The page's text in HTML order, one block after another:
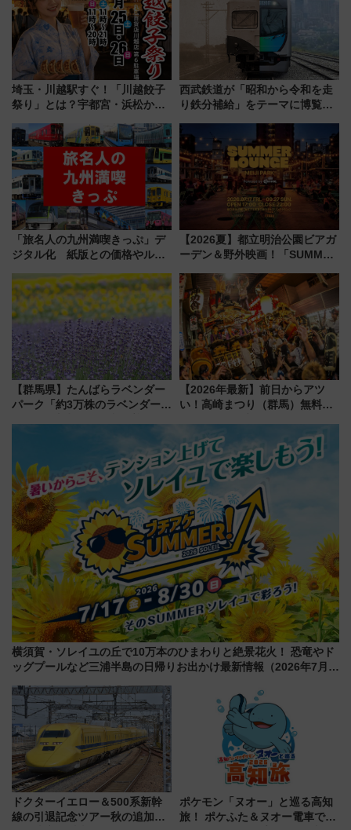
埼玉・川越駅すぐ！「川越餃子
祭り」とは？宇都宮・浜松から
を食べ比べ【7月25日・26日開
催】
西武鉄道が「昭和から令和を走
り鉄分補給」をテーマに博覧会
14日から 新車両「トキイロ」体
験ブースも アクセスや申込方法
を解説
「旅名人の九州満喫きっぷ」デ
ジタル化 紙版との価格やルー
【2026夏】都立明治公園ビアガ
ーデン＆野外映画！「SUMMER
ケジュール 夜風とビール、映画
を満喫！
【群馬県】たんばらラベンダー
パーク「約3万株のラベンダー」
【2026年最新】前日からアツ
い！高崎まつり（群馬）無料観
横須賀・ソレイユの丘で10万本のひまわりと絶景花火！ 恐竜やド
ッグプールなど三浦半島の日帰りお出かけ最新情報（2026年7月
ドクターイエロー＆500系新幹
線の引退記念ツアー秋の追加企
ポケモン「ヌオー」と巡る高知
旅！ ポケふた＆ヌオー電車で楽